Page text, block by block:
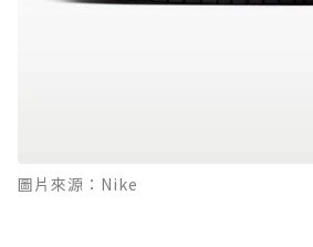
圖片來源：Nike